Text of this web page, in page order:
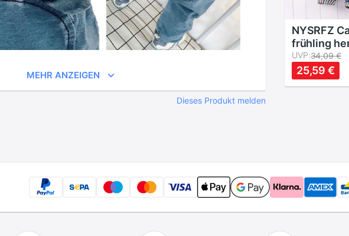
MEHR ANZEIGEN
Dieses Produkt melden
NYSRFZ
frühling
jungen
baumwolle
jungen
UVP:34,09 €
25,59 €